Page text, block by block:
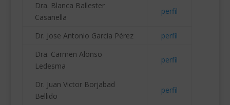
Dra. Blanca Ballester
Casanella
perfil
Dr. Jose Antonio García Pérez
perfil
Dra. Carmen Alonso
Ledesma
perfil
Dr. Juan Victor Borjabad
Bellido
perfil